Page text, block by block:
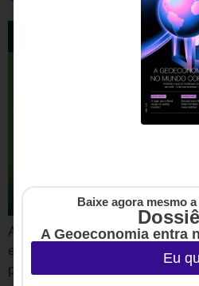
Assim como as grandes
empresas possuem o poder de
projetos sociais em sua
Baixe agora mesmo
A Geoeconomia entra
Eu